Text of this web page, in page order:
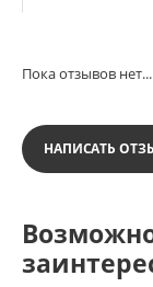
Пока отзывов нет...
НАПИСАТЬ